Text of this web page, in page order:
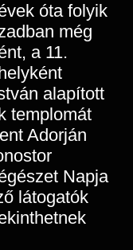
óta folyik
még
a 11.
alapított
templomát
Adorján
Napja
látogatók